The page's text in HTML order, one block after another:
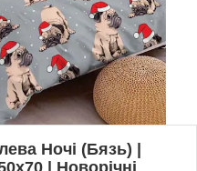
Ночі (Бязь) |
| Новорічні